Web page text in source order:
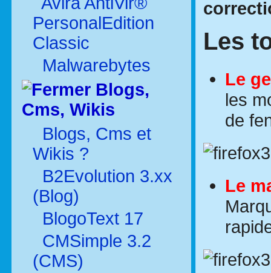
PersonalEdition
Classic
Malwarebytes
Blogs,
Cms, Wikis
Blogs, Cms et
Wikis ?
B2Evolution 3.xx
(Blog)
BlogoText 17
CMSimple 3.2
(CMS)
Les
Le
les
de
Le